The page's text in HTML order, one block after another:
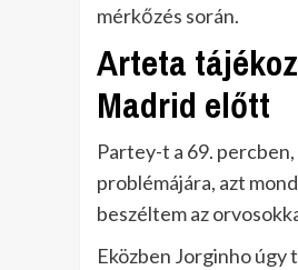
mérkőzés során.
Arteta
Madrid előtt
Partey-t a 69.
problémájára, azt
beszéltem az
Eközben Jorginho úgy